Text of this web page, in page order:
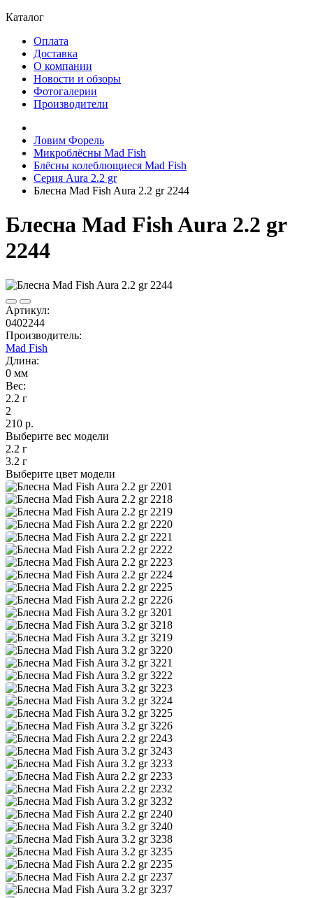
Каталог
Оплата
Доставка
О компании
Новости и обзоры
Фотогалерии
Производители
Ловим Форель
Микроблёсны Mad Fish
Блёсны колеблющиеся Mad Fish
Серия Aura 2.2 gr
Блесна Mad Fish Aura 2.2 gr 2244
Блесна Mad Fish Aura 2.2 gr
2244
Артикул:
0402244
Производитель:
Mad Fish
Длина:
0 мм
Вес:
2.2 г
2
210 р.
Выберите вес модели
2.2 г
3.2 г
Выберите цвет модели